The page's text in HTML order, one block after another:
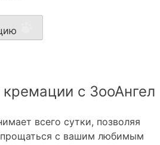
с ЗооАнгел
всего сутки, позволяя
с вашим любимым